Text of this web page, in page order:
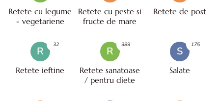
Retete cu legume
- vegetariene
Retete cu peste si
fructe de mare
Retete de post
R
Retete ieftine
32
R
Retete sanatoase
/ pentru diete
389
S
Salate
175